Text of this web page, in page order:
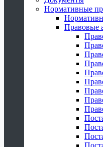
Нормативные
Правовые